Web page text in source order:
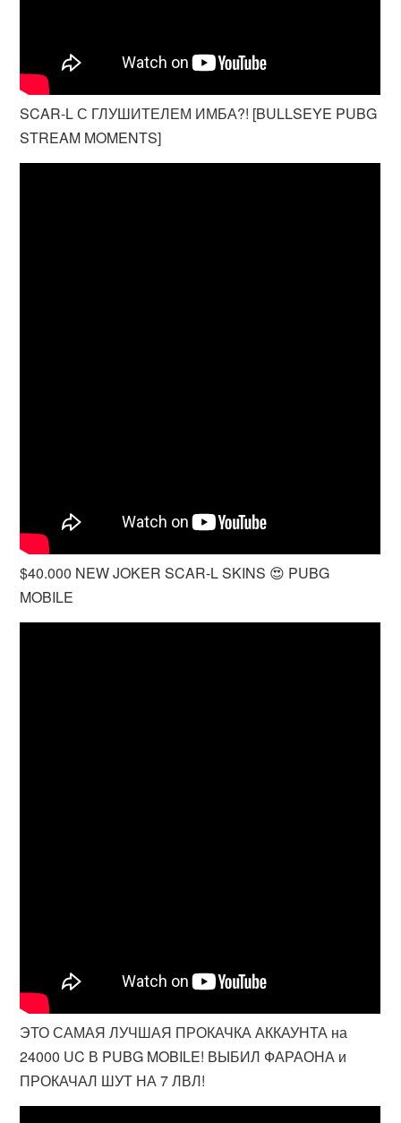
SCAR-L С ГЛУШИТЕЛЕМ ИМБА?! [BULLSEYE PUBG
STREAM MOMENTS]
$40.000 NEW JOKER SCAR-L SKINS 😍 PUBG
MOBILE
ЭТО САМАЯ ЛУЧШАЯ ПРОКАЧКА АККАУНТА на
24000 UC В PUBG MOBILE! ВЫБИЛ ФАРАОНА и
ПРОКАЧАЛ ШУТ НА 7 ЛВЛ!